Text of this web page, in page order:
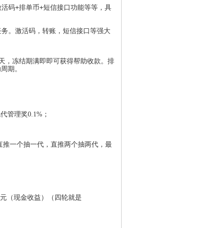
码+排单币+短信接口功能等等，具
。激活码，转账，短信接口等强大
冻结期满即即可获得帮助收款。排
期。
管理奖0.1%；
一个抽一代，直推两个抽两代，最
（现金收益）（四轮就是